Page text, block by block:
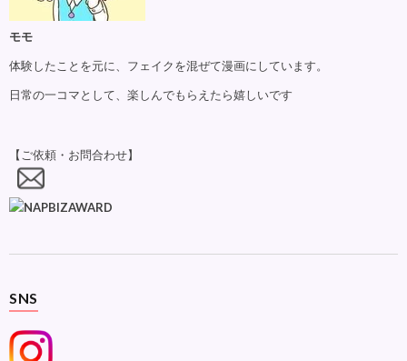
モモ
体験したことを元に、フェイクを混ぜて漫画にしています。
日常の一コマとして、楽しんでもらえたら嬉しいです
【ご依頼・お問合わせ】
SNS